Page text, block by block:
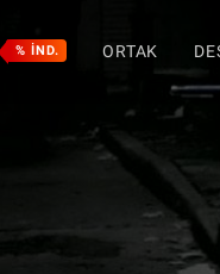
% IND. ORTAK